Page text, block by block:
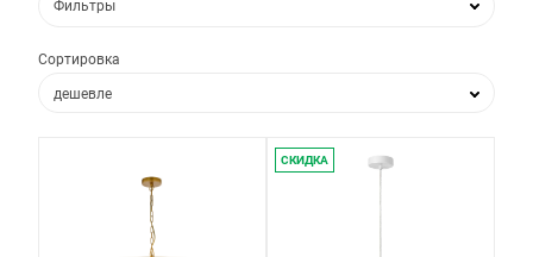
Фильтры
Сортировка
дешевле
по популярности
СКИДКА